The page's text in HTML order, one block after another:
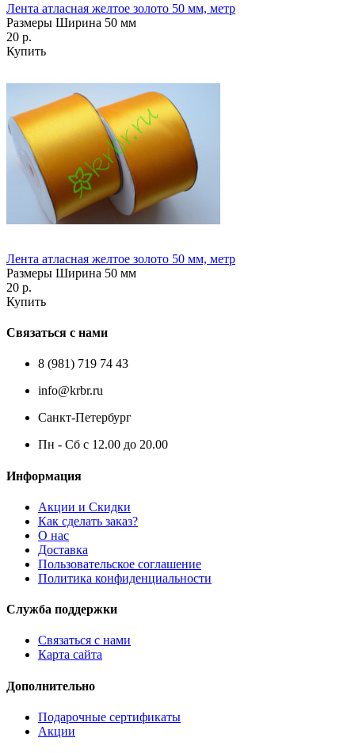
Лента атласная желтое золото 50 мм, метр
Размеры Ширина 50 мм
20 р.
Купить
Лента атласная желтое золото 50 мм, метр
Размеры Ширина 50 мм
20 р.
Купить
Связаться с нами
8 (981) 719 74 43
info@krbr.ru
Санкт-Петербург
Пн - Сб с 12.00 до 20.00
Информация
Акции и Скидки
Как сделать заказ?
О нас
Доставка
Пользовательское соглашение
Политика конфиденциальности
Служба поддержки
Связаться с нами
Карта сайта
Дополнительно
Подарочные сертификаты
Акции